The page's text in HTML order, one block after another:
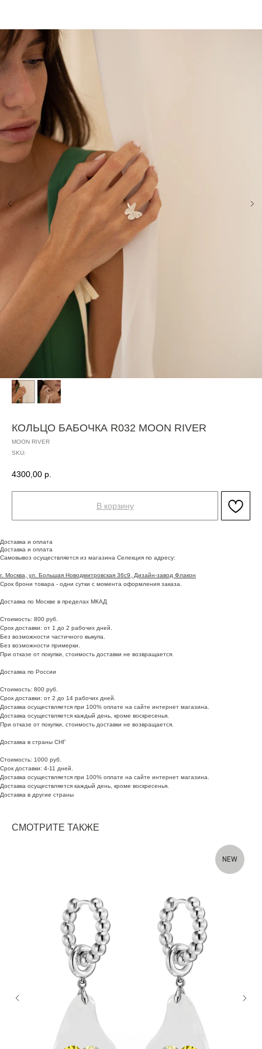
КОЛЬЦО БАБОЧКА R032 MOON RIVER
MOON RIVER
SKU:
4300,00 р.
В корзину
Доставка и оплата
Доставка и оплата
Самовывоз осуществляется из магазина Селекция по адресу:
г. Москва, ул. Большая Новодмитровская 36с9, Дизайн-завод Флакон
Срок брони товара - одни сутки с момента оформления заказа.
Доставка по Москве в пределах МКАД
Стоимость: 800 руб.
Срок доставки: от 1 до 2 рабочих дней.
Без возможности частичного выкупа.
Без возможности примерки.
При отказе от покупки, стоимость доставки не возвращается.
Доставка по России
Стоимость: 800 руб.
Срок доставки: от 2 до 14 рабочих дней.
Доставка осуществляется при 100% оплате на сайте интернет магазина.
Доставка осуществляется каждый день, кроме воскресенья.
При отказе от покупки, стоимость доставки не возвращается.
Доставка в страны СНГ
Стоимость: 1000 руб.
Срок доставки: 4-11 дней.
Доставка осуществляется при 100% оплате на сайте интернет магазина.
Доставка осуществляется каждый день, кроме воскресенья.
Доставка в другие страны
СМОТРИТЕ ТАКЖЕ
NEW